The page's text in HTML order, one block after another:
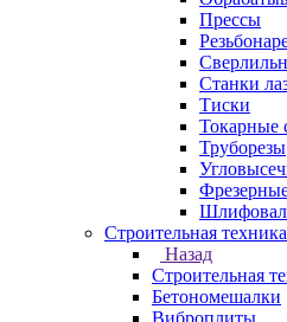
Прессы
Станки
Тиски
Токарные
Труборезы
Строительная техника
Назад
Строительная
Бетономешалки
Виброплиты